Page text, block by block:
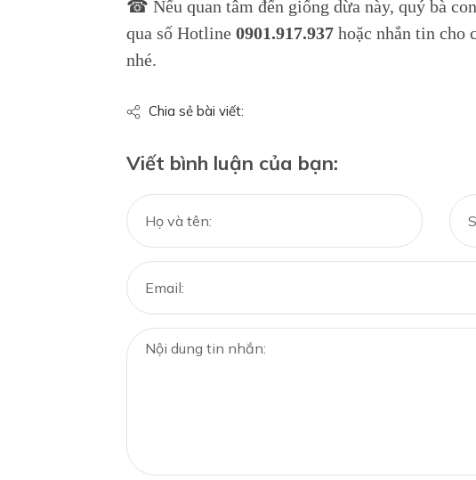
☎ Nếu quan tâm đến giống dừa này, quý bà
qua số Hotline 0901.917.937 hoặc nhắn tin cho
nhé.
Chia sẻ bài viết:
Viết bình luận của bạn: